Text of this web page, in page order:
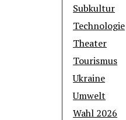
Subkultur
Technologie
Theater
Tourismus
Ukraine
Umwelt
Wahl 2026